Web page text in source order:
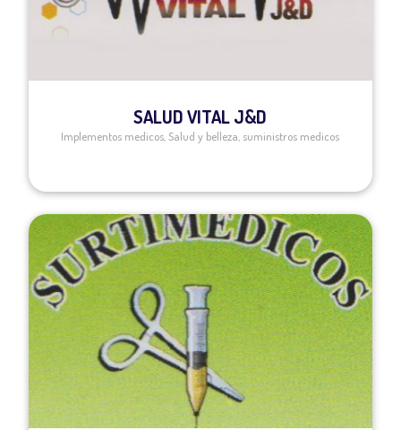
SALUD VITAL J&D
Implementos medicos ,Salud y belleza suministros medicos